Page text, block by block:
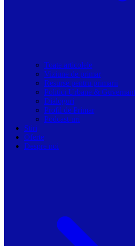
Toate articolele
Viziune de primar
Resurse pentru primarii
Politici Urbane &
Dialoguri
Profil de Primar
Podcast-uri
Stiri
Oferte
Despre noi